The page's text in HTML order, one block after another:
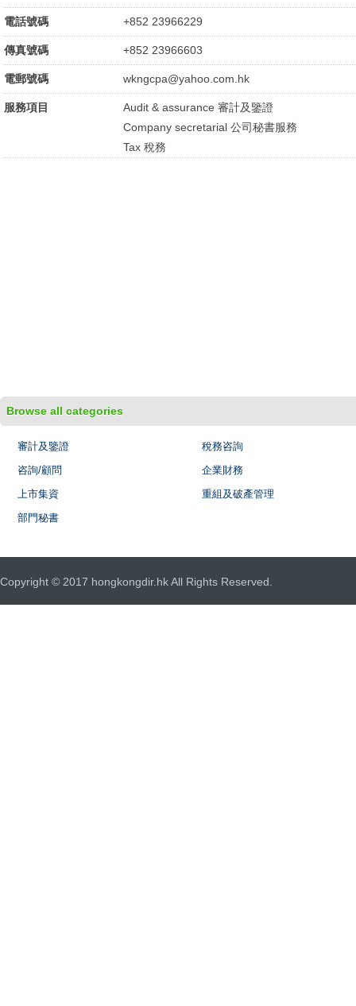
電話號碼 +852 23966229
傳真號碼 +852 23966603
電郵號碼 wkngcpa@yahoo.com.hk
服務項目
Audit & assurance 審計及鑒證
Company secretarial 公司秘書服務
Tax 稅務
Browse all categories
審計及鑒證
稅務咨詢
咨詢/顧問
企業財務
上市集資
重組及破產管理
部門秘書
Copyright © 2017 hongkongdir.hk All Rights Reserved.